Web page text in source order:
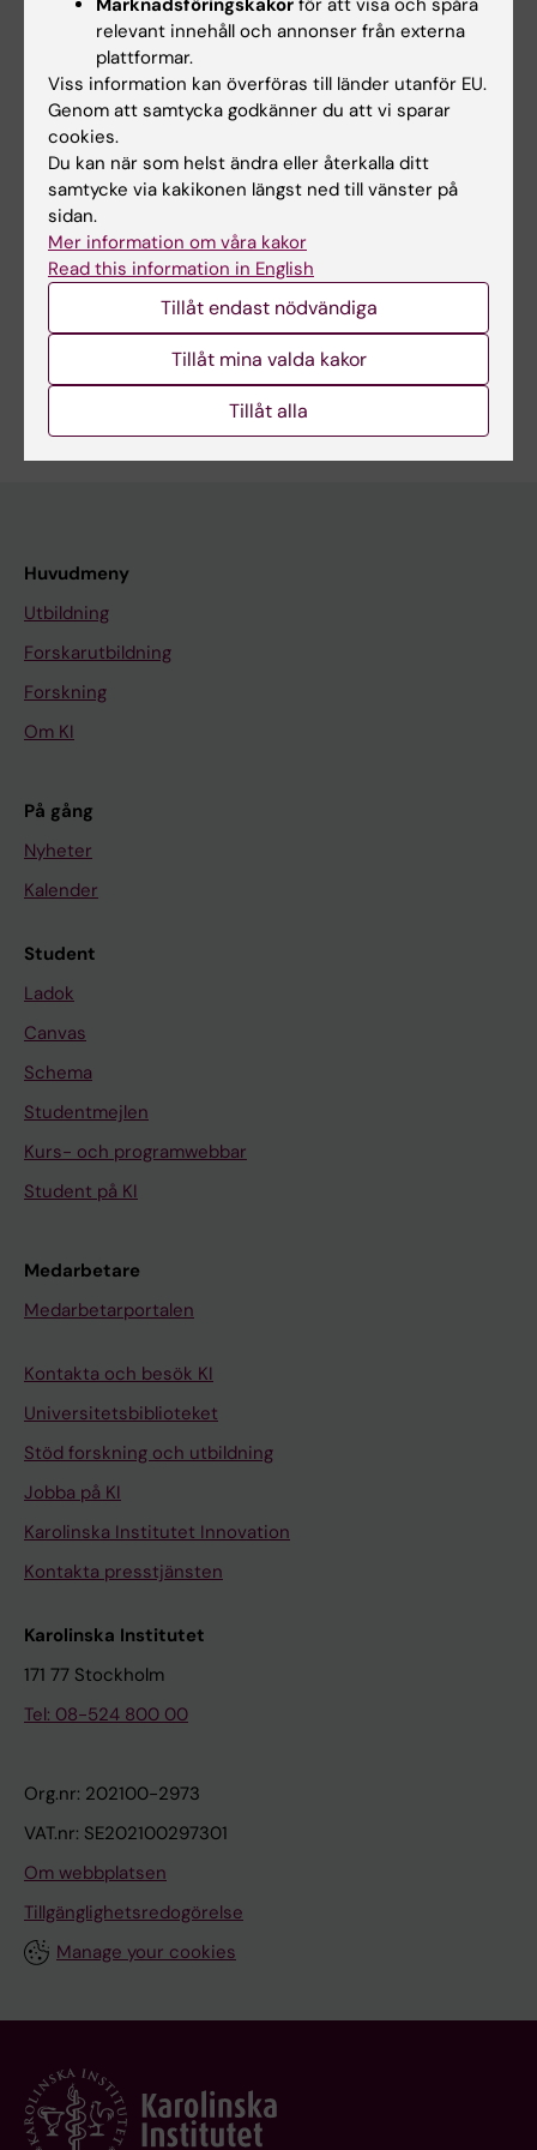
postmortem findings
Tyr A; Heldring N; Winskog C; Zilg B
REVIEW:INTERNATIONAL JOURNAL OF LEGAL
MEDICINE.
Examining the use of alternative light sources
in medico-legal assessments of blunt-force
trauma: a systematic review
Tyr A; Heldring N; Zilg B
Är du Alexander Tyr?
Huvudmeny
Utbildning
Forskarutbildning
Forskning
Om KI
På gång
Nyheter
Kalender
Student
Ladok
Canvas
Schema
Studentmejlen
Kurs- och programwebbar
Student på KI
Medarbetare
Medarbetarportalen
Kontakta och besök KI
Universitetsbiblioteket
Stöd forskning och utbildning
Jobba på KI
Karolinska Institutet Innovation
Kontakta presstjänsten
Karolinska Institutet
171 77 Stockholm
Tel: 08-524 800 00
Org.nr: 202100-2973
VAT.nr: SE202100297301
Om webbplatsen
Tillgänglighetsredogörelse
Manage your cookies
relevant innehåll och annonser från externa
plattformar.
Viss information kan överföras till länder utanför EU.
Genom att samtycka godkänner du att vi sparar
cookies.
Du kan när som helst ändra eller återkalla ditt
samtycke via kakikonen längst ned till vänster på
sidan.
Mer information om våra kakor
Read this information in English
Tillåt endast nödvändiga
Tillåt mina valda kakor
Tillåt alla